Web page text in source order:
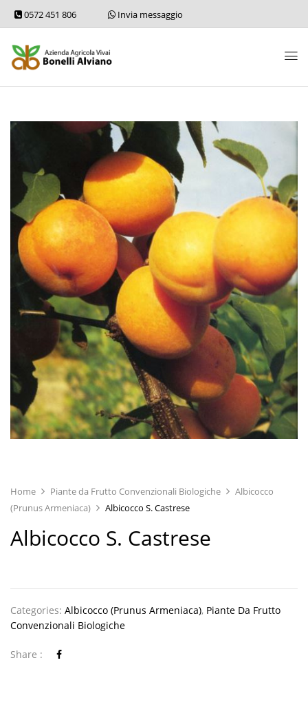
0572 451 806 Invia messaggio
Home Piante da Frutto Convenzionali Biologiche
Albicocco
(Prunus Armeniaca)
Albicocco S. Castrese
Albicocco S. Castrese
Categories: Albicocco (Prunus Armeniaca), Piante Da Frutto
Convenzionali Biologiche
Share :